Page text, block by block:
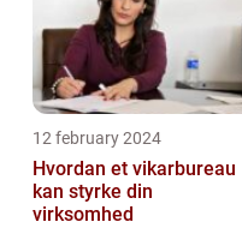
12 february 2024
Hvordan et vikarbureau
kan styrke din
virksomhed